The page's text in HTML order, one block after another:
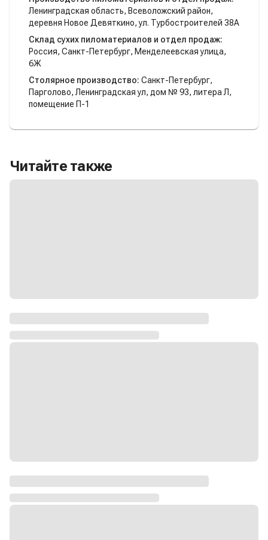
Ленинградская область, Всеволожский район,
деревня Новое Девяткино, ул. Турбостроителей 38А
Склад сухих пиломатериалов и отдел продаж:
Россия, Санкт-Петербург, Менделеевская улица,
6Ж
Столярное производство: Санкт-Петербург,
Парголово, Ленинградская ул, дом № 93, литера Л,
помещение П-1
Читайте также